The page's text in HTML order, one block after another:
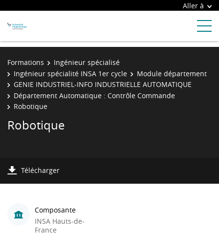
Aller à
Formations
Ingénieur spécialisé
Ingénieur spécialité INSA 1er cycle
Module département
GENIE INDUSTRIEL-INFO INDUSTRIELLE AUTOMATIQUE
Département Automatique : Contrôle Commande
Robotique
Robotique
Télécharger
Composante
INSA Hauts-de-
France